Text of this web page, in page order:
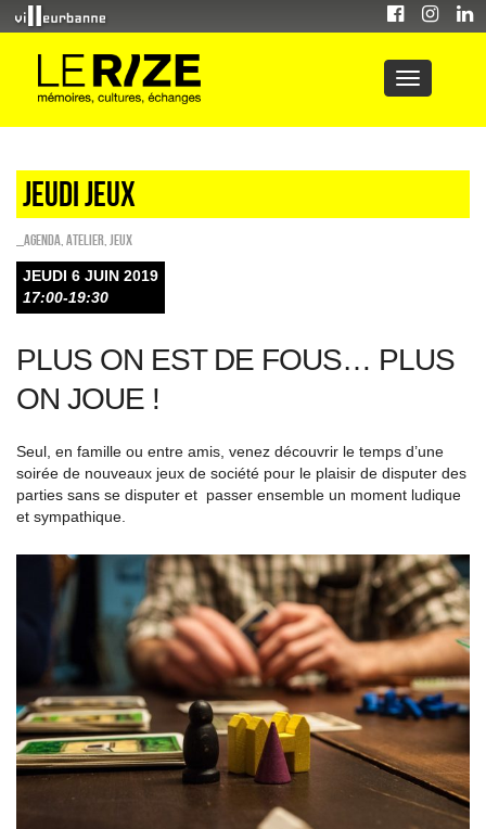
Jeudi jeux
_Agenda Atelier Jeux
JEUDI 6 JUIN 2019
17:00-19:30
PLUS ON EST DE FOUS… PLUS
ON JOUE !
Seul, en famille ou entre amis, venez découvrir le temps d’une
soirée de nouveaux jeux de société pour le plaisir de disputer des
parties sans se disputer et passer ensemble un moment ludique
et sympathique.